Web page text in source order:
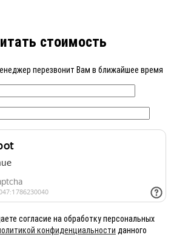
стоимость
перезвонит Вам в ближайшее время
согласие на обработку персональных
конфиденциальности данного